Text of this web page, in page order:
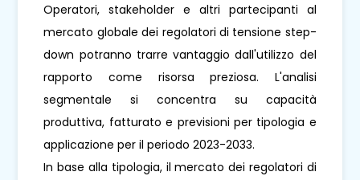
Operatori, stakeholder e altri partecipanti al
mercato globale dei regolatori di tensione step-
down potranno trarre vantaggio dall'utilizzo del
rapporto come risorsa preziosa. L'analisi
segmentale si concentra su capacità
produttiva, fatturato e previsioni per tipologia e
applicazione per il periodo 2023-2033.
In base alla tipologia, il mercato dei regolatori di